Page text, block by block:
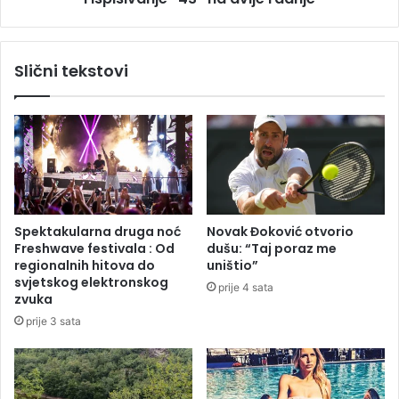
i
š
a
t
v
o
r
e
n
i
l
o
o
r
a
č
i
z
a
p
o
i
a
n
j
c
r
v
Slični tekstovi
Spektakularna druga noć
Freshwave festivala : Od
regionalnih hitova do
svjetskog elektronskog
zvuka
prije 3 sata
Novak Đoković otvorio
dušu: “Taj poraz me
uništio”
prije 4 sata